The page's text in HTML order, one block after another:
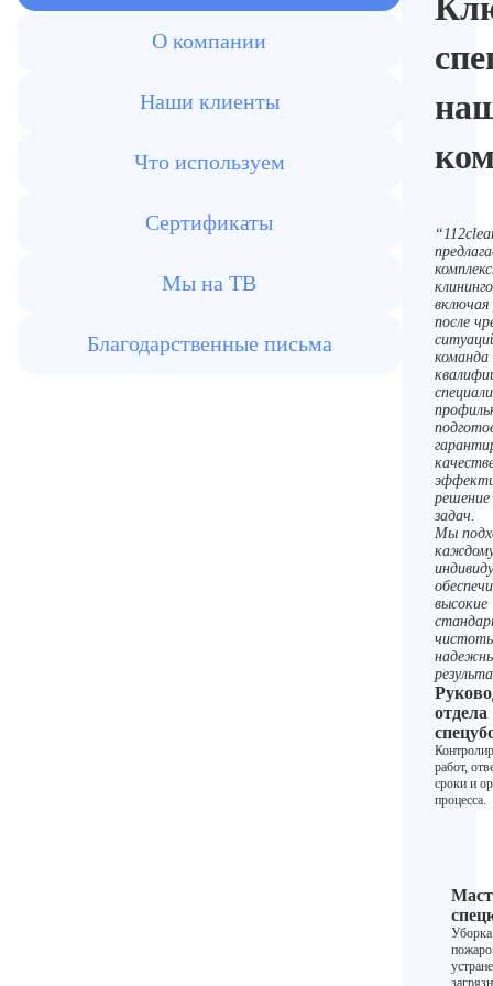
О компании
Наши клиенты
Что используем
Сертификаты
Мы на ТВ
Благодарственные письма
включая
после
команда
задач.
Мы
высокие
отдела
работ,
сроки и
процесса.